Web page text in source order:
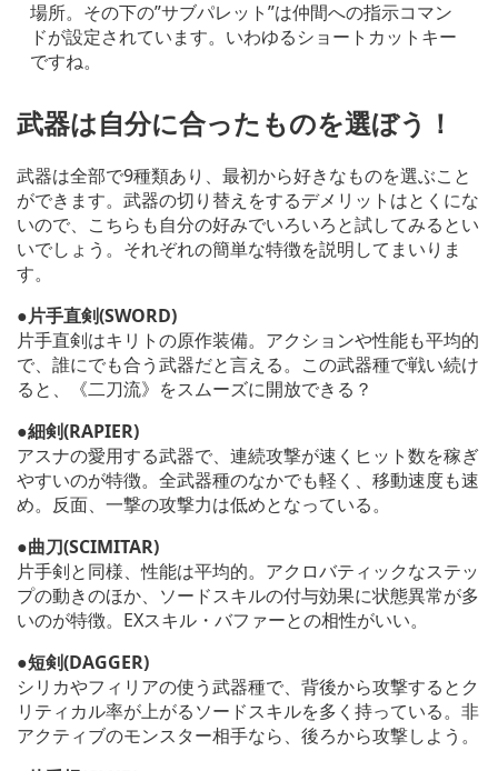
場所。その下の”サブパレット”は仲間への指示コマン
ドが設定されています。いわゆるショートカットキー
ですね。
武器は自分に合ったものを選ぼう！
武器は全部で9種類あり、最初から好きなものを選ぶこと
ができます。武器の切り替えをするデメリットはとくにな
いので、こちらも自分の好みでいろいろと試してみるとい
いでしょう。それぞれの簡単な特徴を説明してまいりま
す。
●片手直剣(SWORD)
片手直剣はキリトの原作装備。アクションや性能も平均的
で、誰にでも合う武器だと言える。この武器種で戦い続け
ると、《二刀流》をスムーズに開放できる？
●細剣(RAPIER)
アスナの愛用する武器で、連続攻撃が速くヒット数を稼ぎ
やすいのが特徴。全武器種のなかでも軽く、移動速度も速
め。反面、一撃の攻撃力は低めとなっている。
●曲刀(SCIMITAR)
片手剣と同様、性能は平均的。アクロバティックなステッ
プの動きのほか、ソードスキルの付与効果に状態異常が多
いのが特徴。EXスキル・バファーとの相性がいい。
●短剣(DAGGER)
シリカやフィリアの使う武器種で、背後から攻撃するとク
リティカル率が上がるソードスキルを多く持っている。非
アクティブのモンスター相手なら、後ろから攻撃しよう。